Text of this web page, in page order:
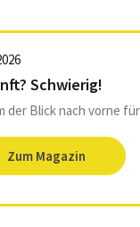
Schwierig!
der Blick nach vorne
Zum Magazin